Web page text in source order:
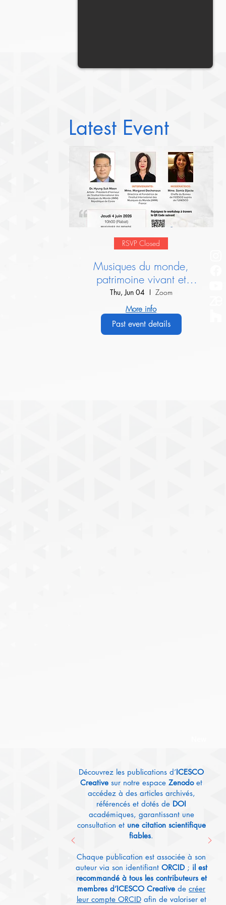
Latest Event
RSVP Closed
Musiques du monde,
patrimoine vivant et
dialogue interculturel :
Présentation de l’IIMM
Thu, Jun 04 Zoom
More info
Past event details
Découvrez les publications d’ICESCO
Creative sur notre espace Zenodoet
accédez à des articles archivés,
référencés et dotés de DOI
académiques, garantissant une
consultation et une citation scientifique
fiables.
Chaque publication est associée à son
auteur via son identifiant ORCID; il est
recommandé à tous les contributeurs et
membres d’ICESCO Creative de créer
leur compte ORCIDafin de valoriser et